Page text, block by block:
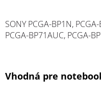
SONYPCGA-BP1N,
PCGA-BP71AUC, PCGA-
Vhodná pre